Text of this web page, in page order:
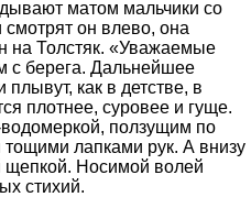
матом мальчики со
он влево, она
на Толстяк. «Уважаемые
берега. Дальнейшее
как в детстве, в
плотнее, суровее и гуще.
ползущим по
лапками рук. А внизу
щепкой. Носимой волей
стихий.